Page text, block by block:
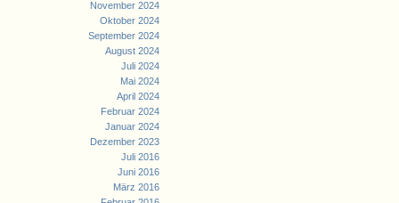
November 2024
Oktober 2024
September 2024
August 2024
Juli 2024
Mai 2024
April 2024
Februar 2024
Januar 2024
Dezember 2023
Juli 2016
Juni 2016
März 2016